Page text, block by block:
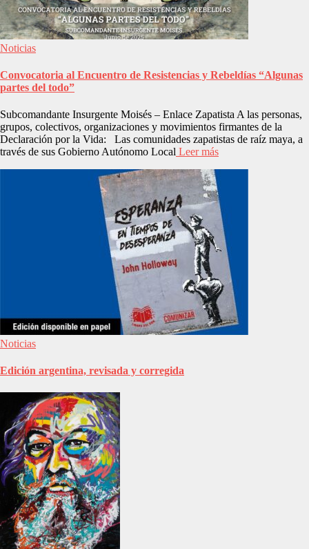
Noticias
Convocatoria al Encuentro de Resistencias y Rebeldías “Algunas
partes del todo”
Subcomandante Insurgente Moisés – Enlace Zapatista A las personas,
grupos, colectivos, organizaciones y movimientos firmantes de la
Declaración por la Vida: Las comunidades zapatistas de raíz maya, a
través de sus Gobierno Autónomo Local Leer más
Noticias
Edición argentina, revisada y corregida